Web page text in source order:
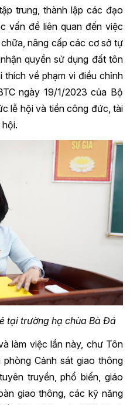
trung, thành lập các đạo
vấn đề liên quan đến việc
nâng cấp các cơ sở tự
quyền sử dụng đất tôn
thích về phạm vi điều chỉnh
ngày 19/1/2023 của Bộ
lễ hội và tiền công đức, tài
tại trường hạ chùa Bà Đá
làm việc lần này, chư Tôn
Cảnh sát giao thông
truyền, phổ biến, giáo
giao thông, các kỹ năng